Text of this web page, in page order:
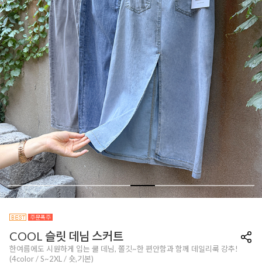
COOL 슬릿 데님 스커트
한여름에도 시원하게 입는 쿨 데님, 쫄깃~한 편안함과 함께 데일리룩 강추!
(4color / S~2XL / 숏,기본)